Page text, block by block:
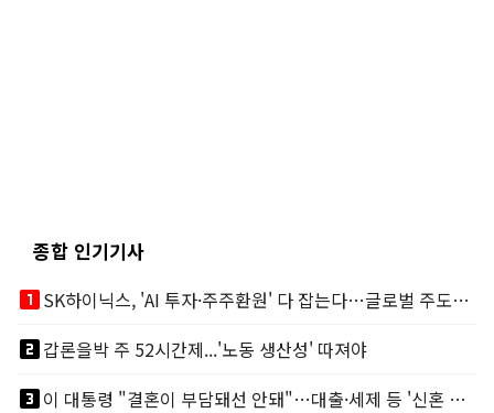
종합 인기기사
looks_one
SK하이닉스, 'AI 투자·주주환원' 다 잡는다…글로벌 주도권 굳히기
looks_two갑론을박 주 52시간제...'노동 생산성' 따져야
looks_3
이 대통령 "결혼이 부담돼선 안돼"…대출·세제 등 '신혼 걸림돌' 제거